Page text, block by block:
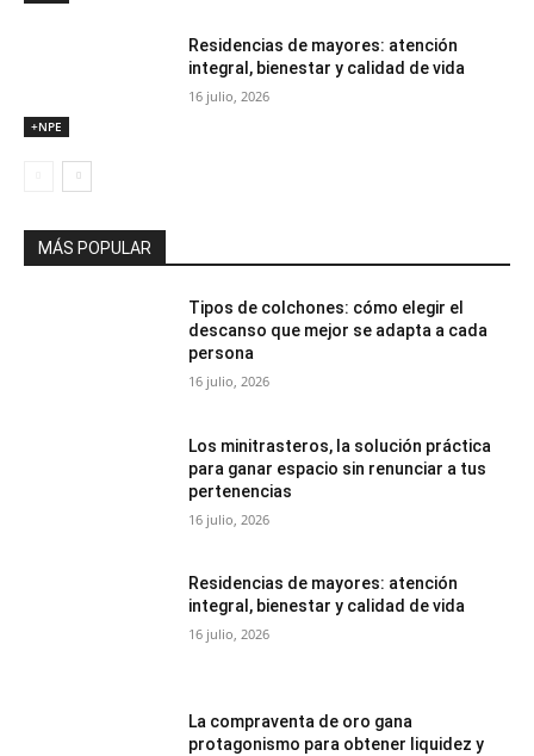
+NPE
Residencias de mayores: atención
integral, bienestar y calidad de vida
16 julio, 2026
MÁS POPULAR
Tipos de colchones: cómo elegir el
descanso que mejor se adapta a cada
persona
16 julio, 2026
Los minitrasteros, la solución práctica
para ganar espacio sin renunciar a tus
pertenencias
16 julio, 2026
Residencias de mayores: atención
integral, bienestar y calidad de vida
16 julio, 2026
La compraventa de oro gana
protagonismo para obtener liquidez y